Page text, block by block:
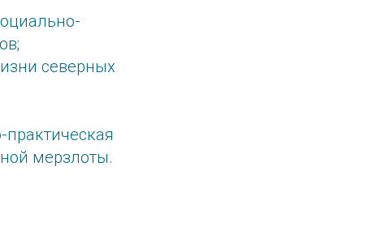
северных
практическая
мерзлоты.